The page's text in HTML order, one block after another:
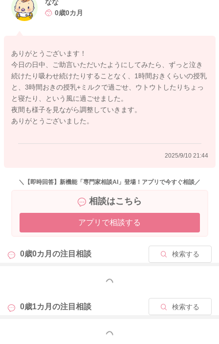
なな
0歳0カ月
ありがとうございます！
今日の日中、ご助言いただいたようにしてみたら、ずっと泣き
続けたり吸わせ続けたりすることなく、1時間おきくらいの授乳
と、3時間おきの授乳+ミルクで過ごせ、ウトウトしたりちょっ
と寝たり、という風に過ごせました。
夜間も様子を見ながら調整していきます。
ありがとうございました。
2025/9/10 21:44
＼【即時回答】新機能「専門家相談AI」登場！アプリで今すぐ相談／
相談はこちら
アプリで相談する
0歳0カ月の注目相談 検索する
もっと見る
0歳1カ月の注目相談 検索する
もっと見る